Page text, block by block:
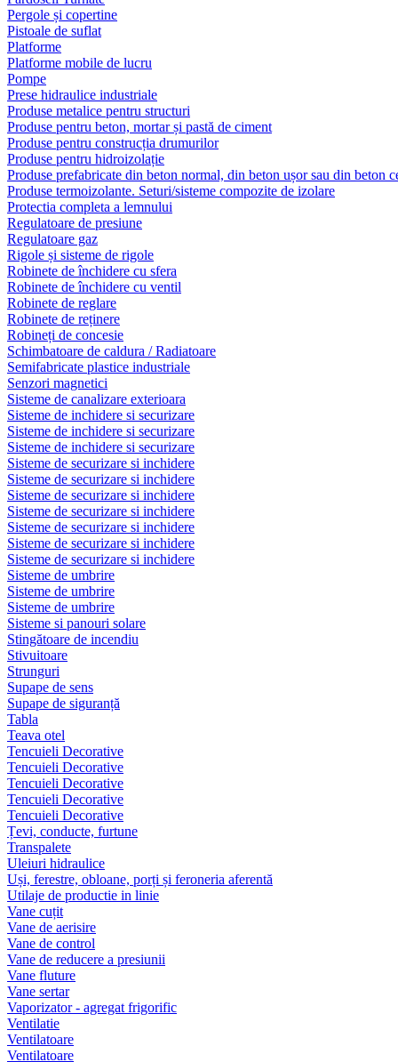
Pergole și copertine
Pistoale de suflat
Platforme
Platforme mobile de lucru
Pompe
Prese hidraulice industriale
Produse metalice pentru structuri
Produse pentru beton, mortar și pastă de ciment
Produse pentru construcția drumurilor
Produse pentru hidroizolație
Produse prefabricate din beton normal, din beton ușor sau din beton
Produse termoizolante. Seturi/sisteme compozite de izolare
Protectia completa a lemnului
Regulatoare de presiune
Regulatoare gaz
Rigole și sisteme de rigole
Robinete de închidere cu sfera
Robinete de închidere cu ventil
Robinete de reglare
Robinete de reținere
Robineți de concesie
Schimbatoare de caldura / Radiatoare
Semifabricate plastice industriale
Senzori magnetici
Sisteme de canalizare exterioara
Sisteme de inchidere si securizare
Sisteme de inchidere si securizare
Sisteme de inchidere si securizare
Sisteme de securizare si inchidere
Sisteme de securizare si inchidere
Sisteme de securizare si inchidere
Sisteme de securizare si inchidere
Sisteme de securizare si inchidere
Sisteme de securizare si inchidere
Sisteme de securizare si inchidere
Sisteme de umbrire
Sisteme de umbrire
Sisteme de umbrire
Sisteme si panouri solare
Stingătoare de incendiu
Stivuitoare
Strunguri
Supape de sens
Supape de siguranță
Tabla
Teava otel
Tencuieli Decorative
Tencuieli Decorative
Tencuieli Decorative
Tencuieli Decorative
Tencuieli Decorative
Țevi, conducte, furtune
Transpalete
Uleiuri hidraulice
Uși, ferestre, obloane, porți și feroneria aferentă
Utilaje de productie in linie
Vane cuțit
Vane de aerisire
Vane de control
Vane de reducere a presiunii
Vane fluture
Vane sertar
Vaporizator - agregat frigorific
Ventilatie
Ventilatoare
Ventilatoare